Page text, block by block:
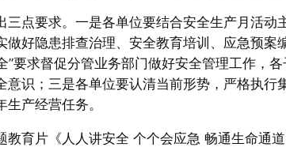
三点要求。一是各单位要结合安全生产月活动
做好隐患排查治理、安全教育培训、应急预案
”要求督促分管业务部门做好安全管理工作，
意识；三是各单位要认清当前形势，严格执行
产经营任务。
育片《人人讲安全 个个会应急 畅通生命通道